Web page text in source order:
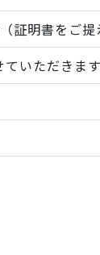
明書をご提
いただきます